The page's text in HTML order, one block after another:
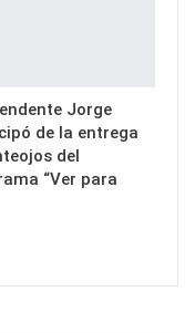
Jorge
de la entrega
del
“Ver para